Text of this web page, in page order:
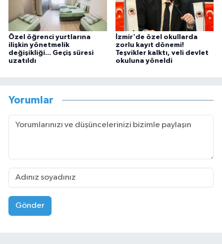
Özel öğrenci yurtlarına
ilişkin yönetmelik
değişikliği... Geçiş süresi
uzatıldı
İzmir'de özel okullarda
zorlu kayıt dönemi!
Teşvikler kalktı, veli devlet
okuluna yöneldi
Yorumlar
Gönder